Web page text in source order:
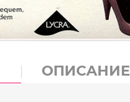
ОПИСАНИЕ